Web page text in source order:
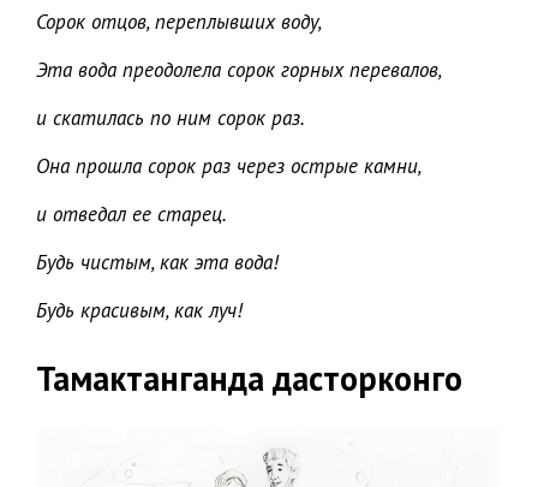
Сорок отцов, переплывших воду,
Эта вода преодолела сорок горных перевалов,
и скатилась по ним сорок раз.
Она прошла сорок раз через острые камни,
и отведал ее старец.
Будь чистым, как эта вода!
Будь красивым, как луч!
Тамактанганда дасторконго